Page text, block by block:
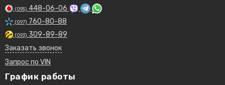
(095) 448-06-06
(097) 760-80-88
(093) 309-89-89
Заказать звонок
Запрос по VIN
График работы